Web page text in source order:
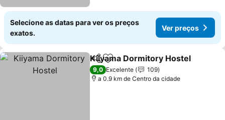
Selecione as datas para ver os preços
exatos.
Ver preços
PartilharAdicionar aos favoritos
Kiiyama Dormitory Hostel
9,0 Excelente
109
a 0.9 km de Centro da cidade